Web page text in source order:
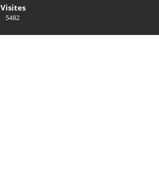
Visites
5482